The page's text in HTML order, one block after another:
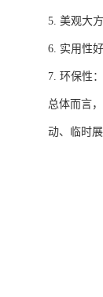
5. 美观大
6. 实用性
7. 环保性
总体而言
动、临时